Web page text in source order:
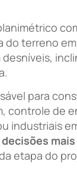
do terreno em
para
controle de
industriais
etapa do